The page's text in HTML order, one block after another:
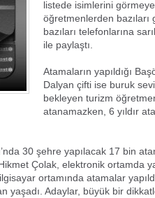
listede isimlerini görmeye
öğretmenlerden bazıları
bazıları telefonlarına
ile paylaştı.
Atamaların yapıldığı
Dalyan çifti ise buruk
bekleyen turizm
atanamazken, 6 yıldır
30 şehre yapılacak 17 bin
Çolak, elektronik ortamda
ortamında atamalar
yaşadı. Adaylar, büyük bir